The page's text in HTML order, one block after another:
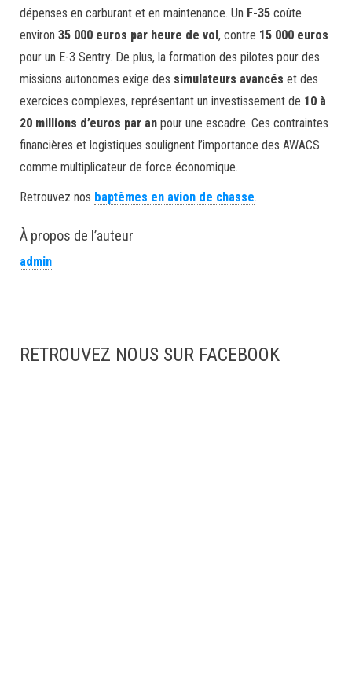
dépenses en carburant et en maintenance. Un F-35 coûte
environ 35 000 euros par heure de vol , contre 15 000 euros
pour un E-3 Sentry. De plus, la formation des pilotes pour des
missions autonomes exige des simulateurs avancés et des
exercices complexes, représentant un investissement de 10 à
20 millions d’euros par an pour une escadre. Ces contraintes
financières et logistiques soulignent l’importance des AWACS
comme multiplicateur de force économique.
Retrouvez nos baptêmes en avion de chasse.
À propos de l’auteur
admin
RETROUVEZ NOUS SUR FACEBOOK